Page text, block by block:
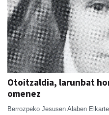
Otoitzaldia, larunbat
omenez
Berrozpeko Jesusen Alaben